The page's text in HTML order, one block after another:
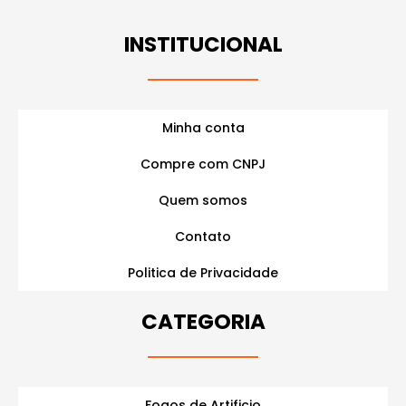
a
g
b
o
t
e
INSTITUCIONAL
Minha conta
Compre com CNPJ
Quem somos
Contato
Politica de Privacidade
CATEGORIA